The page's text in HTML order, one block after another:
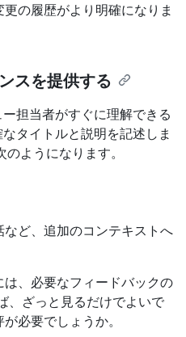
の履歴がより明確になりま
スを提供する
担当者がすぐに理解できる
タイトルと説明を記述しま
ようになります。
ど、追加のコンテキストへ
、必要なフィードバックの
、ざっと見るだけでよいで
必要でしょうか。